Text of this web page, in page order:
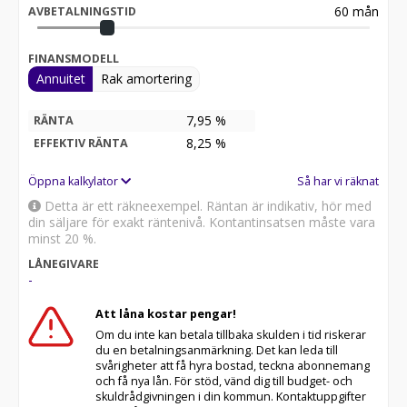
AVSTÅNDSFARTHÅLLARE
VÄRME I STOLAR FRAM OCH MITTRAD
EL BAKLUCK
KEYLESS ÖPPNA/LÅS SAMT START (ÄVEN BAKLUCKA)
VOLVO PILOT ASSIST
VOLVO DRIVER ASSISTANCE
LED STRÅLKASTARE "TORS HAMMARE" MED
AUTOMATISKT HELLJUS
INTEGRERADE BARNSTOLAR I MITTRADEN
FRONTGRILL I VATTENFALL DESIGN
EN BIL HELT I NYSKICK MED NYBILSKÄNSLAN KVAR!
SERVAD HOS VOLVO 2026-02 - NÄSTA SERVICE 2028-02
RING ELLER MAILA VID INTRESSE!
BILEN KAN VISAS EFTER BOKNING AV TID!
VÄLKOMNA!
AVBETALNINGSTID 60 mån
FINANSMODELL
Annuitet Rak amortering
RÄNTA 7,95 %
EFFEKTIV RÄNTA 8,25 %
Öppna kalkylator Så har vi räknat
Detta är ett räkneexempel. Räntan är indikativ, hör med
din säljare för exakt räntenivå. Kontantinsatsen måste vara
minst 20 %.
LÅNEGIVARE
-
Att låna kostar pengar!
Om du inte kan betala tillbaka skulden i tid riskerar
du en betalningsanmärkning. Det kan leda till
svårigheter att få hyra bostad, teckna abonnemang
och få nya lån. För stöd, vänd dig till budget- och
skuldrådgivningen i din kommun. Kontaktuppgifter